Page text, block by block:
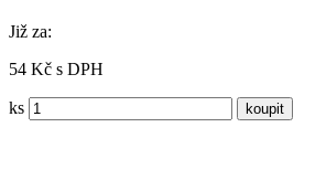
Již za:
54 Kč s DPH
ks